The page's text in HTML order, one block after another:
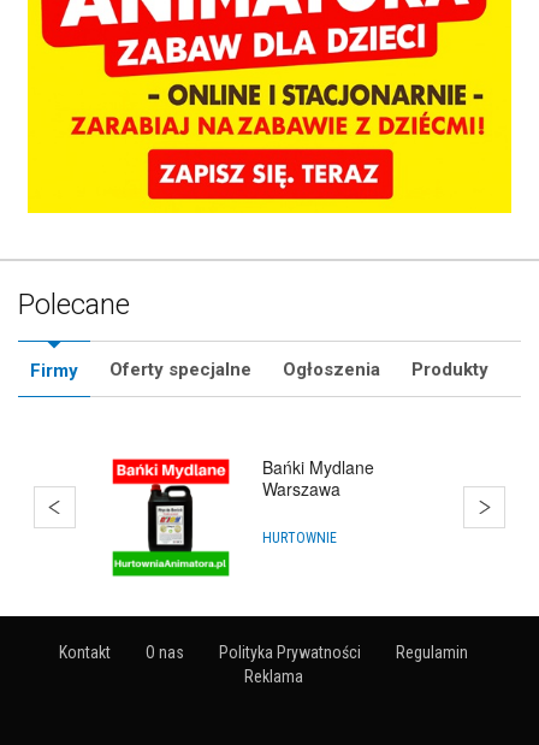
Polecane
Firmy Oferty specjalne Ogłoszenia Produkty
KursAnimatora.pl
KURSY ZAWODOWE
Kontakt O nas Polityka Prywatności
Regulamin
Reklama